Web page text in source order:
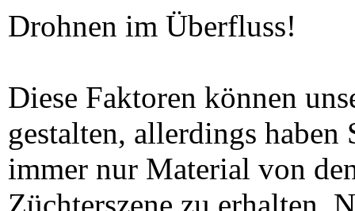
Drohnen im Überfluss!
Diese Faktoren können
gestalten, allerdings
immer nur Material von
Züchterszene zu erhalten.